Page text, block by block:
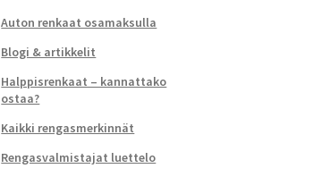
Auton renkaat osamaksulla
Blogi & artikkelit
Halppisrenkaat – kannattako
ostaa?
Kaikki rengasmerkinnät
Rengasvalmistajat luettelo